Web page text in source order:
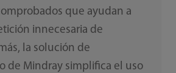
que ayudan a
innecesaria de
la solución de
de Mindray simplifica el uso